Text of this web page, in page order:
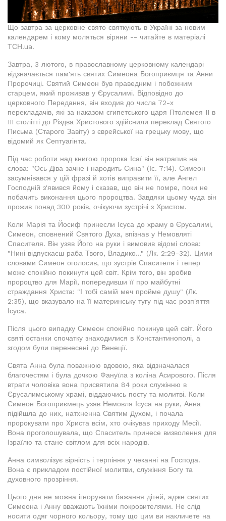
Що завтра за церковне свято святкують в Україні за новим
календарем і кому моляться віряни -- читайте в матеріалі
ТСН.ua.
Завтра, 3 лютого, в православному церковному календарі
відзначається пам'ять святих Симеона Богоприємця та Анни
Пророчиці. Святий Симеон був праведним і побожним
старцем, який проживав у Єрусалимі. Відповідно до
церковного Передання, він входив до числа 72-х
перекладачів, які за наказом єгипетського царя Птолемея II в
III столітті до Різдва Христового здійснили переклад Святого
Письма (Старого Завіту) з єврейської на грецьку мову, що
відомий як Септуагінта.
Під час роботи над книгою пророка Ісаї він натрапив на
слова: "Ось Діва зачне і народить Сина" (Іс. 7:14). Симеон
засумнівався у цій фразі й хотів виправити її, але Ангел
Господній з'явився йому і сказав, що він не помре, поки не
побачить виконання цього пророцтва. Завдяки цьому чуда він
прожив понад 300 років, очікуючи зустрічі з Христом.
Коли Марія та Йосиф принесли Ісуса до храму в Єрусалимі,
Симеон, сповнений Святого Духа, впізнав у Немовляті
Спасителя. Він узяв Його на руки і вимовив відомі слова:
"Нині відпускаєш раба Твого, Владико..." (Лк. 2:29-32). Цими
словами Симеон оголосив, що зустрів Спасителя і тепер
може спокійно покинути цей світ. Крім того, він зробив
пророцтво для Марії, попередивши її про майбутні
страждання Христа: "І тобі самій меч пройме душу" (Лк.
2:35), що вказувало на її материнську тугу під час розп'яття
Ісуса.
Після цього випадку Симеон спокійно покинув цей світ. Його
святі останки спочатку знаходилися в Константинополі, а
згодом були перенесені до Венеції.
Свята Анна була поважною вдовою, яка відзначалася
благочестям і була дочкою Фануїла з коліна Асирового. Після
втрати чоловіка вона присвятила 84 роки служінню в
Єрусалимському храмі, віддаючись посту та молитві. Коли
Симеон Богоприємець узяв Немовля Ісуса на руки, Анна
підійшла до них, натхненна Святим Духом, і почала
пророкувати про Христа всім, хто очікував приходу Месії.
Вона проголошувала, що Спаситель принесе визволення для
Ізраїлю та стане світлом для всіх народів.
Анна символізує вірність і терпіння у чеканні на Господа.
Вона є прикладом постійної молитви, служіння Богу та
духовного прозріння.
Цього дня не можна ігнорувати бажання дітей, адже святих
Симеона і Анну вважають їхніми покровителями. Не слід
носити одяг чорного кольору, тому що цим ви накличете на